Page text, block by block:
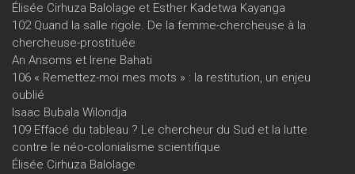
Élisée Cirhuza Balolage et Esther Kadetwa Kayanga
102 Quand la salle rigole. De la femme-chercheuse à la
chercheuse-prostituée
An Ansoms et Irene Bahati
106 « Remettez-moi mes mots » : la restitution, un enjeu
oublié
Isaac Bubala Wilondja
109 Effacé du tableau ? Le chercheur du Sud et la lutte
contre le néo-colonialisme scientifique
Élisée Cirhuza Balolage